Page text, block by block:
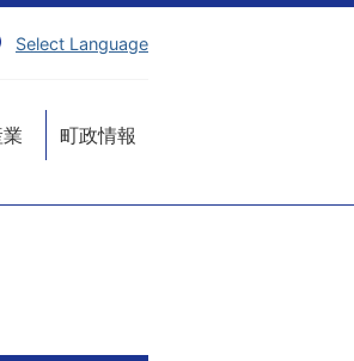
Select Language
町政情報